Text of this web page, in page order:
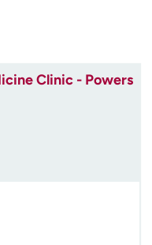
Clinic - Powers